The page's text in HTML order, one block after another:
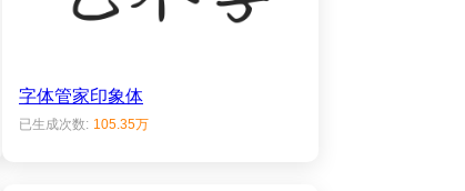
字体管家印象体
已生成次数: 105.35万